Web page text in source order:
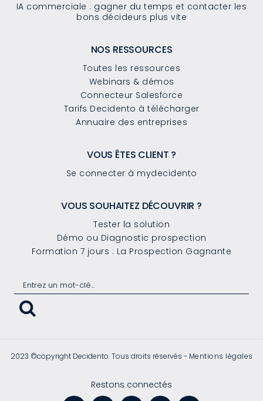
IA commerciale : gagner du temps et contacter les
bons décideurs plus vite
NOS RESSOURCES
Toutes les ressources
Webinars & démos
Connecteur Salesforce
Tarifs Decidento à télécharger
Annuaire des entreprises
VOUS ÊTES CLIENT ?
Se connecter à mydecidento
VOUS SOUHAITEZ DÉCOUVRIR ?
Tester la solution
Démo ou Diagnostic prospection
Formation 7 jours : La Prospection Gagnante
2023 ©copyright Decidento. Tous droits réservés - Mentions légales
Restons connectés